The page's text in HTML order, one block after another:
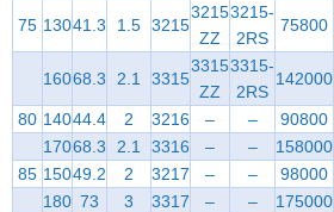
75 13041.3 1.5 3215
3215
ZZ
3215-
2RS
75800
16068.3 2.1 3315
3315
ZZ
3315-
2RS
142000
80 14044.4 2 3216 – – 90800
17068.3 2.1 3316 – – 158000
85 15049.2 2 3217 – – 98000
180 73 3 3317 – – 175000